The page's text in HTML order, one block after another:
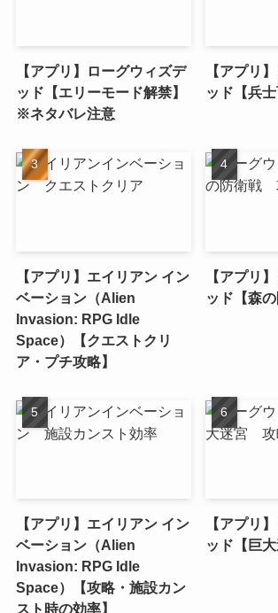
【アプリ】ローグウィズデ
ッド【エリーモード解禁】
※ネタバレ注意
【アプリ
ッド【兵士
【アプリ】エイリアン イン
ベーション（Alien
Invasion: RPG Idle
Space）【クエストクリ
ア・プチ攻略】
【アプリ
ッド【森の
【アプリ】エイリアン イン
ベーション（Alien
Invasion: RPG Idle
Space）【攻略・施設カン
スト時の効率】
【アプリ
ッド【巨大